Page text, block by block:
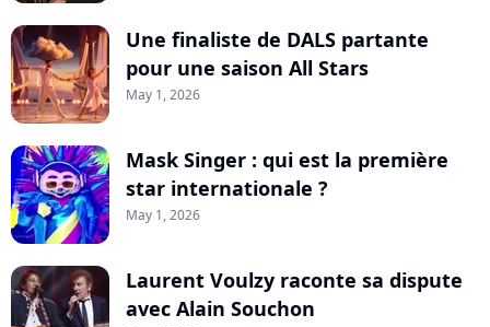
Une finaliste de DALS partante
pour une saison All Stars
May 1, 2026
Mask Singer : qui est la première
star internationale ?
May 1, 2026
Laurent Voulzy raconte sa dispute
avec Alain Souchon